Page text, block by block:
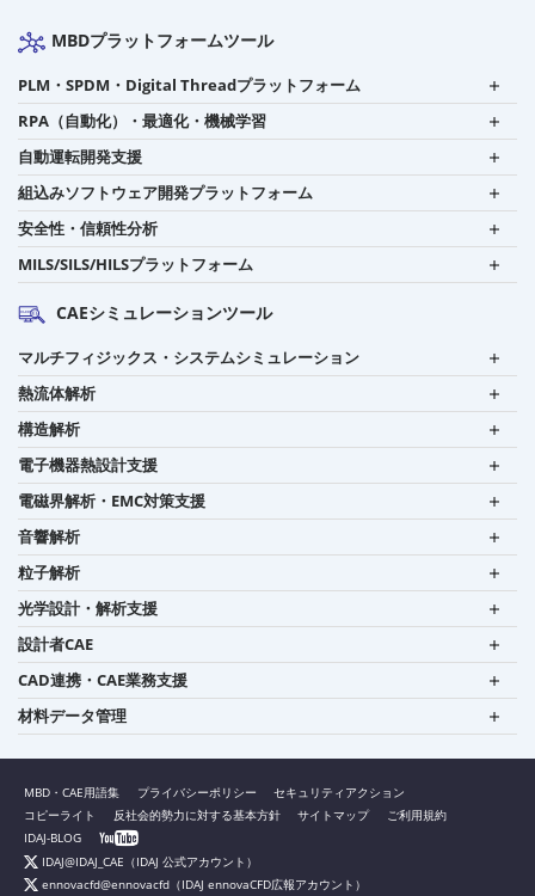
MBDプラットフォームツール
PLM・SPDM・Digital Threadプラットフォーム
RPA（自動化）・最適化・機械学習
自動運転開発支援
組込みソフトウェア開発プラットフォーム
安全性・信頼性分析
MILS/SILS/HILSプラットフォーム
CAEシミュレーションツール
マルチフィジックス・システムシミュレーション
熱流体解析
構造解析
電子機器熱設計支援
電磁界解析・EMC対策支援
音響解析
粒子解析
光学設計・解析支援
設計者CAE
CAD連携・CAE業務支援
材料データ管理
MBD・CAE用語集 プライバシーポリシー
セキュリティアクション
コピーライト
反社会的勢力に対する基本方針 サイトマップ
ご利用規約
IDAJ-BLOG
IDAJ@IDAJ_CAE （IDAJ 公式アカウント）
ennovacfd@ennovacfd （IDAJ ennovaCFD広報アカウント）